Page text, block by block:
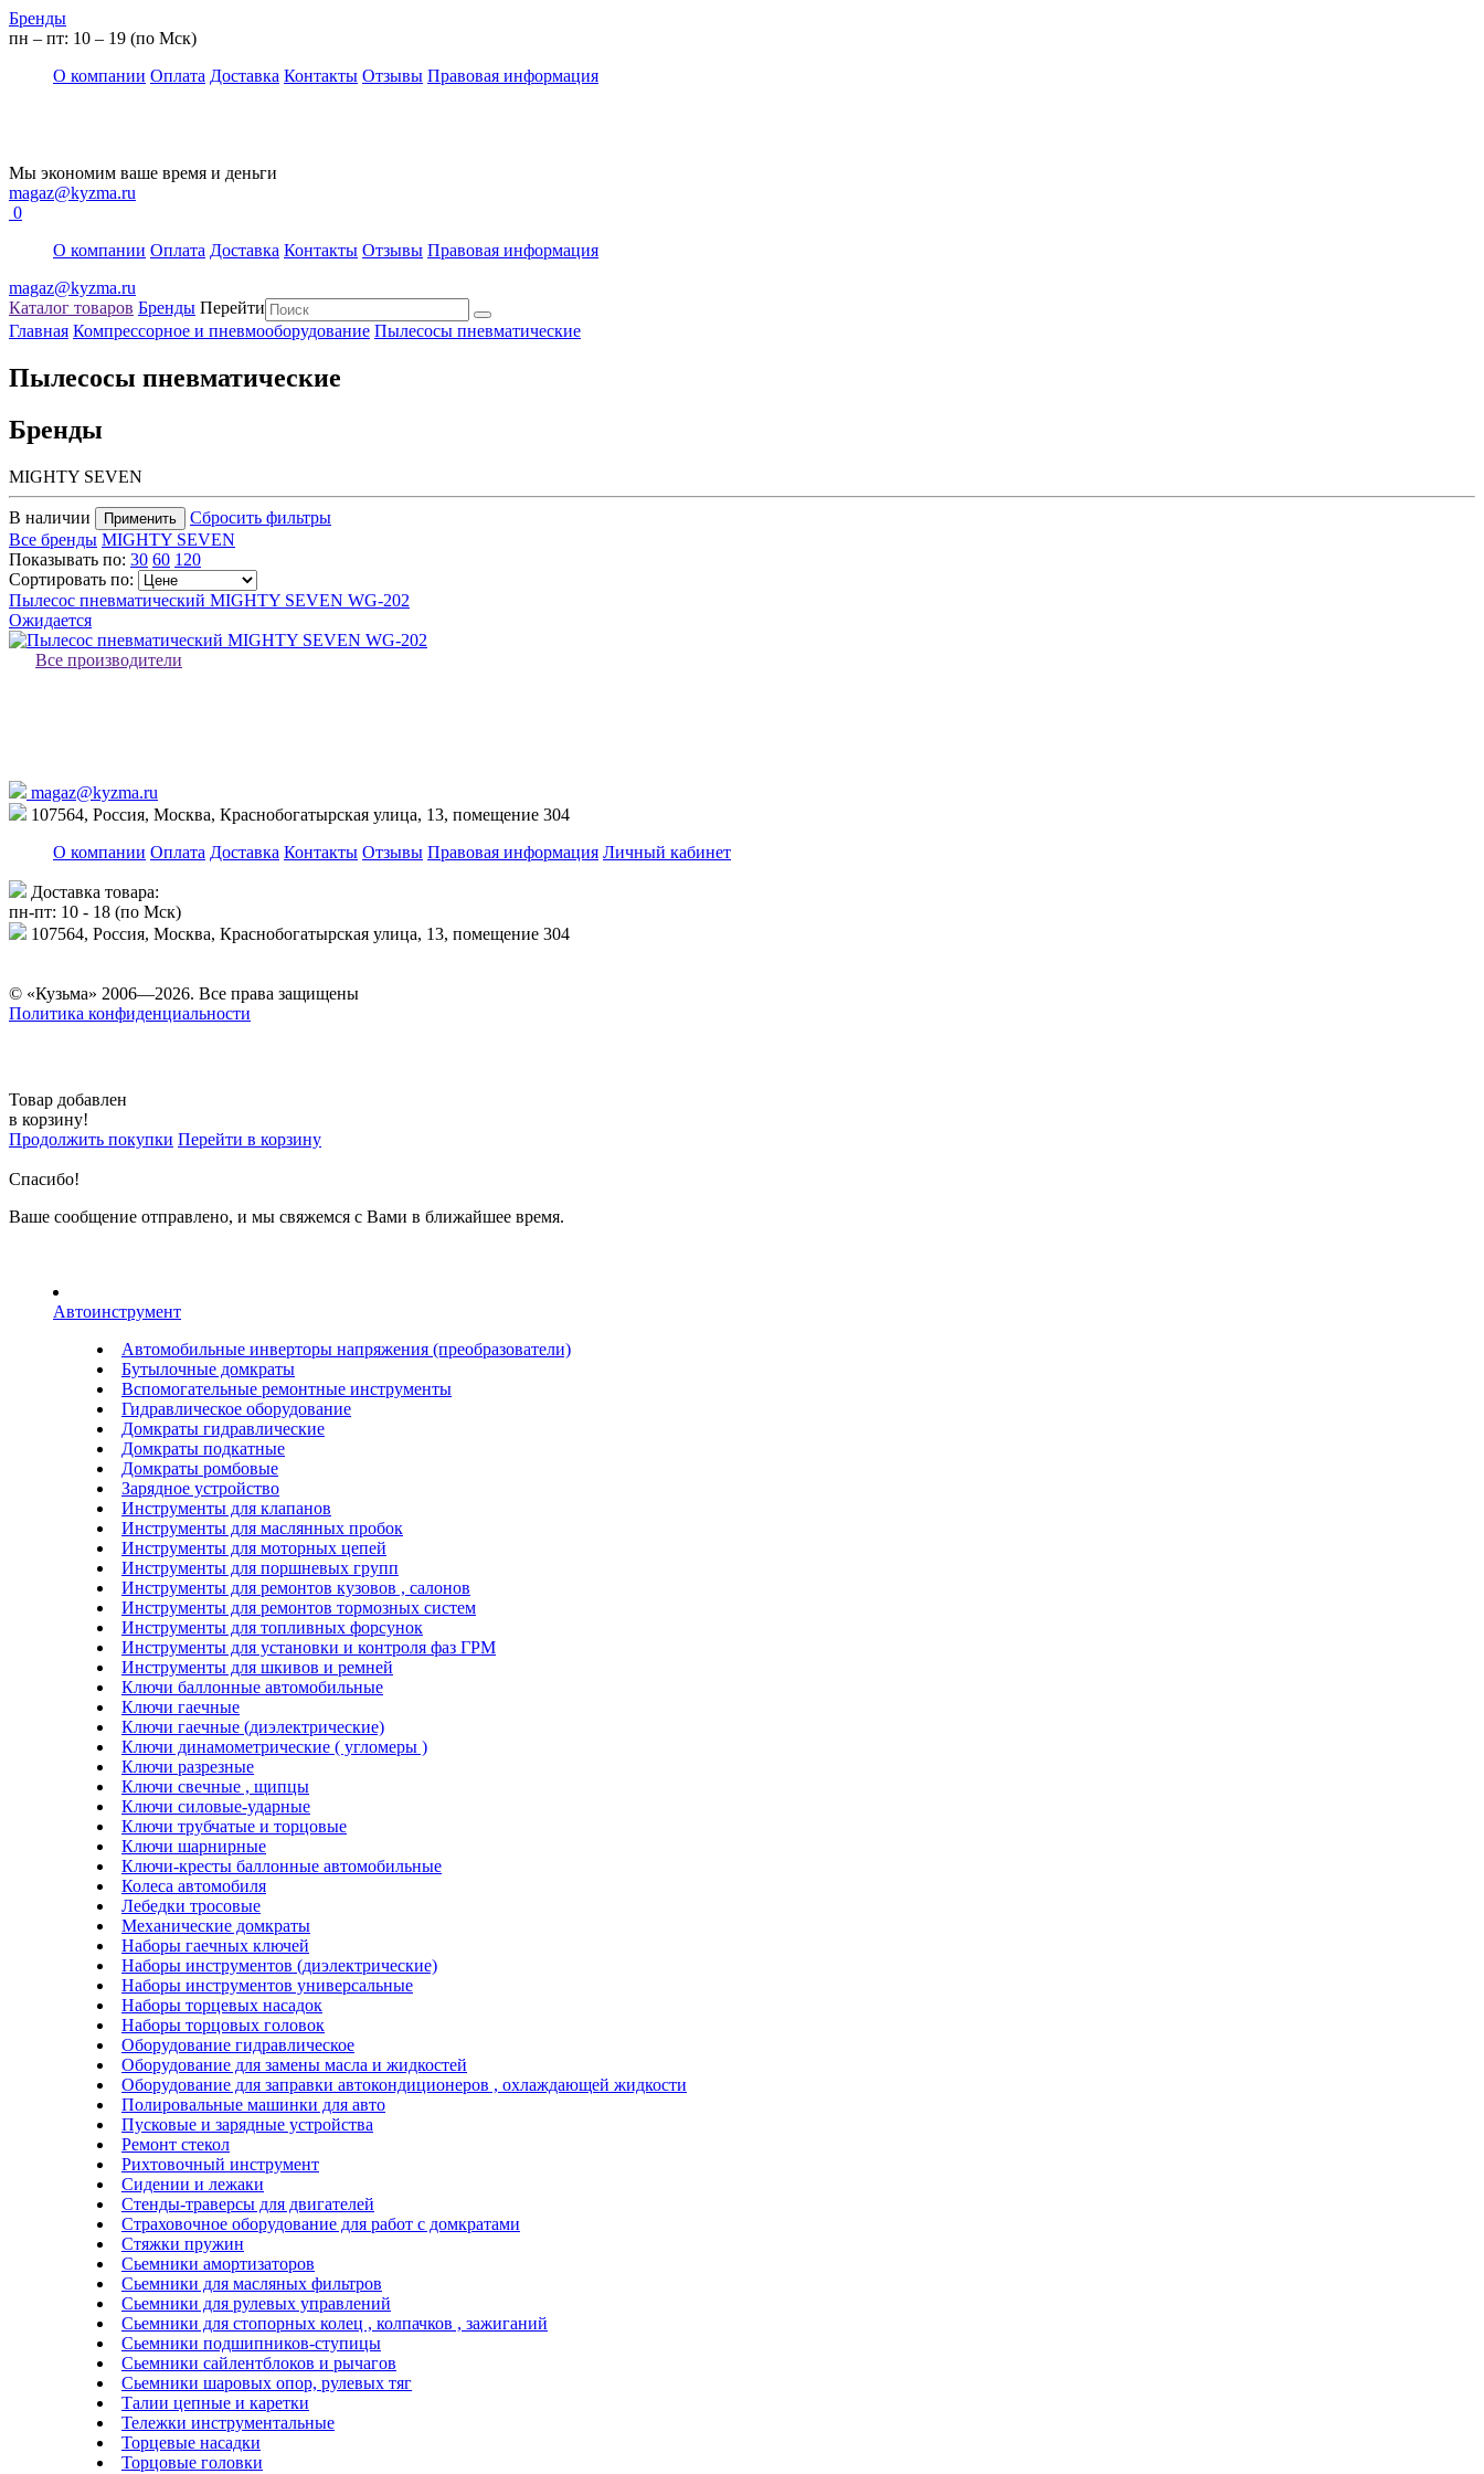
Бренды
пн – пт: 10 – 19 (по Мск)
О компании Оплата Доставка Контакты Отзывы Правовая информация
Мы экономим ваше время и деньги
magaz@kyzma.ru
0
О компании Оплата Доставка Контакты Отзывы Правовая информация
magaz@kyzma.ru
Каталог товаров Бренды Перейти
Главная Компрессорное и пневмооборудование Пылесосы пневматические
Пылесосы пневматические
Бренды
MIGHTY SEVEN
В наличии Применить
Сбросить фильтры
Все бренды MIGHTY SEVEN
Показывать по: 30 60 120
Сортировать по:
Пылесос пневматический MIGHTY SEVEN WG-202
Ожидается
Все производители
magaz@kyzma.ru
107564, Россия, Москва, Краснобогатырская улица, 13, помещение 304
О компании Оплата Доставка Контакты Отзывы Правовая информация Личный кабинет
Доставка товара:
пн-пт: 10 - 18 (по Мск)
107564, Россия, Москва, Краснобогатырская улица, 13, помещение 304
© «Кузьма» 2006—2026. Все права защищены
Политика конфиденциальности
Товар добавлен
в корзину!
Продолжить покупки Перейти в корзину
Спасибо!
Ваше сообщение отправлено, и мы свяжемся с Вами в ближайшее время.
Автоинструмент
Автомобильные инверторы напряжения (преобразователи)
Бутылочные домкраты
Вспомогательные ремонтные инструменты
Гидравлическое оборудование
Домкраты гидравлические
Домкраты подкатные
Домкраты ромбовые
Зарядное устройство
Инструменты для клапанов
Инструменты для маслянных пробок
Инструменты для моторных цепей
Инструменты для поршневых групп
Инструменты для ремонтов кузовов , салонов
Инструменты для ремонтов тормозных систем
Инструменты для топливных форсунок
Инструменты для установки и контроля фаз ГРМ
Инструменты для шкивов и ремней
Ключи баллонные автомобильные
Ключи гаечные
Ключи гаечные (диэлектрические)
Ключи динамометрические ( угломеры )
Ключи разрезные
Ключи свечные , щипцы
Ключи силовые-ударные
Ключи трубчатые и торцовые
Ключи шарнирные
Ключи-кресты баллонные автомобильные
Колеса автомобиля
Лебедки тросовые
Механические домкраты
Наборы гаечных ключей
Наборы инструментов (диэлектрические)
Наборы инструментов универсальные
Наборы торцевых насадок
Наборы торцовых головок
Оборудование гидравлическое
Оборудование для замены масла и жидкостей
Оборудование для заправки автокондиционеров , охлаждающей жидкости
Полировальные машинки для авто
Пусковые и зарядные устройства
Ремонт стекол
Рихтовочный инструмент
Сидении и лежаки
Стенды-траверсы для двигателей
Страховочное оборудование для работ с домкратами
Стяжки пружин
Сьемники амортизаторов
Сьемники для масляных фильтров
Сьемники для рулевых управлений
Сьемники для стопорных колец , колпачков , зажиганий
Сьемники подшипников-ступицы
Сьемники сайлентблоков и рычагов
Сьемники шаровых опор, рулевых тяг
Талии цепные и каретки
Тележки инструментальные
Торцевые насадки
Торцовые головки